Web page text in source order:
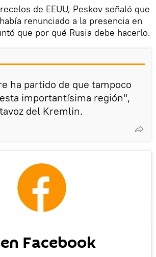
de EEUU, Peskov señaló que
renunciado a la presencia en
que por qué Rusia debe hacerlo.
ha partido de que tampoco
importantísima región",
del Kremlin.
Facebook